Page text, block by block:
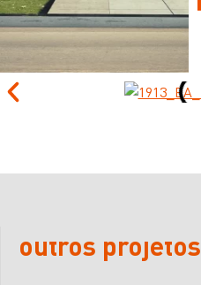
outros projetos